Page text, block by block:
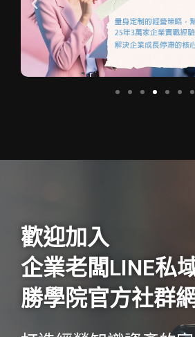
歡迎加入
企業老闆LINE私
勝學院官方社群